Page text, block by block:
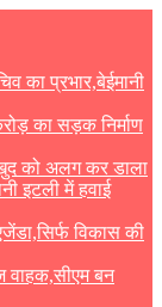
का प्रभार,बेईमानी
का सड़क निर्माण
को अलग कर डाला
इटली में हवाई
विकास की
वाहक,सीएम बन